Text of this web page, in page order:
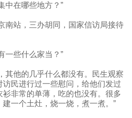
中在哪些地方？”
南站，三办胡同，国家信访局接待
一些什么家当？”
其他的几乎什么都没有。民生观察
民进行过一些慰问，给他们发过
非常的单薄，吃的也没有。很多
一个土灶，烧一烧，煮一煮。”